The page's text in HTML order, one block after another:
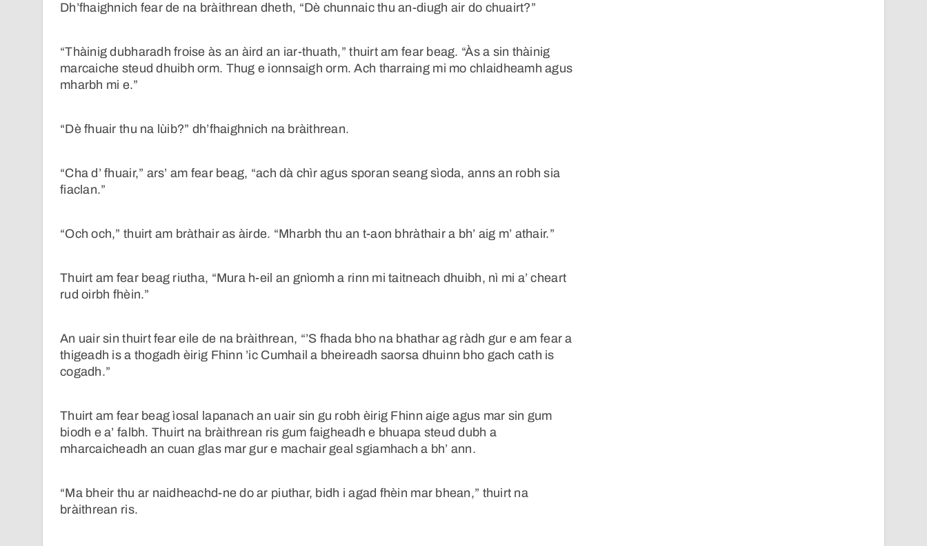
Dh’fhaighnich fear de na bràithrean dheth, “Dè chunnaic thu an-diugh air do chuairt?”
“Thàinig dubharadh froise às an àird an iar-thuath,” thuirt am fear beag. “Às a sin thàinig
marcaiche steud dhuibh orm. Thug e ionnsaigh orm. Ach tharraing mi mo chlaidheamh agus
mharbh mi e.”
“Dè fhuair thu na lùib?” dh’fhaighnich na bràithrean.
“Cha d’ fhuair,” ars’ am fear beag, “ach dà chìr agus sporan seang sìoda, anns an robh sia
fiaclan.”
“Och och,” thuirt am bràthair as àirde. “Mharbh thu an t-aon bhràthair a bh’ aig m’ athair.”
Thuirt am fear beag riutha, “Mura h-eil an gnìomh a rinn mi taitneach dhuibh, nì mi a’ cheart
rud oirbh fhèin.”
An uair sin thuirt fear eile de na bràithrean, “’S fhada bho na bhathar ag ràdh gur e am fear a
thigeadh is a thogadh èirig Fhinn ’ic Cumhail a bheireadh saorsa dhuinn bho gach cath is
cogadh.”
Thuirt am fear beag ìosal lapanach an uair sin gu robh èirig Fhinn aige agus mar sin gum
biodh e a’ falbh. Thuirt na bràithrean ris gum faigheadh e bhuapa steud dubh a
mharcaicheadh an cuan glas mar gur e machair geal sgiamhach a bh’ ann.
“Ma bheir thu ar naidheachd-ne do ar piuthar, bidh i agad fhèin mar bhean,” thuirt na
bràithrean ris.